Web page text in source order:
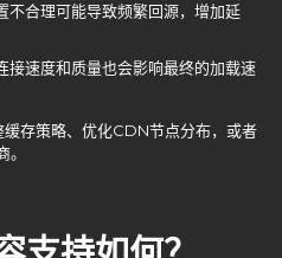
不合理可能导致频繁回源，增加延
接速度和质量也会影响最终的加载速
存策略、优化CDN节点分布，或者